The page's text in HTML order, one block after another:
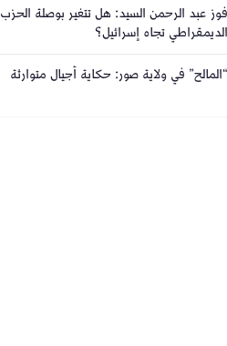
فوز عبد الرحمن السيد: هل تتغير بوصلة الحزب
الديمقراطي تجاه إسرائيل؟
“المالح” في ولاية صور: حكاية أجيال متوارثة